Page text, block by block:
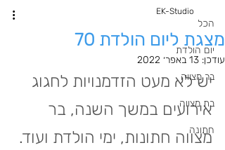
הכל
יום הולדת
בר מצווה
בת מצווה
חתונה
מצגת ליום הולדת 70
EK-Studio
עודכן: 13 באפר׳ 2022
יש לא מעט הזדמנויות לחגוג
אירועים במשך השנה, בר
מצווה חתונות, ימי הולדת ועוד.